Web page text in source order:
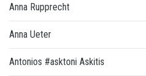
Anna Rupprecht
Anna Ueter
Antonios #asktoni Askitis